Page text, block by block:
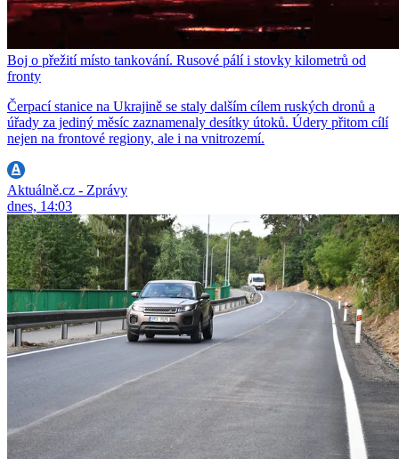
Boj o přežití místo tankování. Rusové pálí i stovky kilometrů od
fronty
Čerpací stanice na Ukrajině se staly dalším cílem ruských dronů a
úřady za jediný měsíc zaznamenaly desítky útoků. Údery přitom cílí
nejen na frontové regiony, ale i na vnitrozemí.
Aktuálně.cz - Zprávy
dnes, 14:03